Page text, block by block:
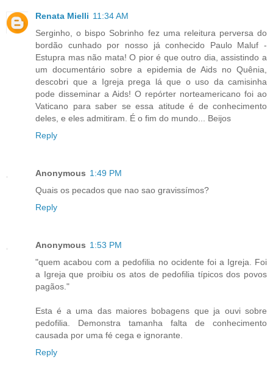
Renata Mielli 11:34 AM
Serginho, o bispo Sobrinho fez uma releitura perversa do
bordão cunhado por nosso já conhecido Paulo Maluf -
Estupra mas não mata! O pior é que outro dia, assistindo a
um documentário sobre a epidemia de Aids no Quênia,
descobri que a Igreja prega lá que o uso da camisinha
pode disseminar a Aids! O repórter norteamericano foi ao
Vaticano para saber se essa atitude é de conhecimento
deles, e eles admitiram. É o fim do mundo... Beijos
Reply
Anonymous 1:49 PM
Quais os pecados que nao sao gravissímos?
Reply
Anonymous 1:53 PM
"quem acabou com a pedofilia no ocidente foi a Igreja. Foi
a Igreja que proibiu os atos de pedofilia típicos dos povos
pagãos."
Esta é a uma das maiores bobagens que ja ouvi sobre
pedofilia. Demonstra tamanha falta de conhecimento
causada por uma fé cega e ignorante.
Reply